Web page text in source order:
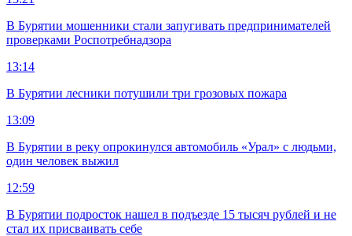
В Бурятии мошенники стали запугивать предпринимателей
проверками Роспотребнадзора
13:14
В Бурятии лесники потушили три грозовых пожара
13:09
В Бурятии в реку опрокинулся автомобиль «Урал» с людьми,
один человек выжил
12:59
В Бурятии подросток нашел в подъезде 15 тысяч рублей и не
стал их присваивать себе